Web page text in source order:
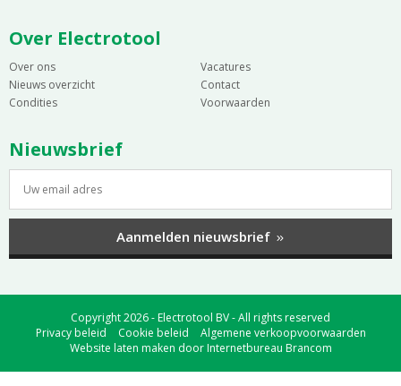
Over Electrotool
Over ons
Vacatures
Nieuws overzicht
Contact
Condities
Voorwaarden
Nieuwsbrief
Aanmelden nieuwsbrief
Copyright 2026 - Electrotool BV - All rights reserved
Privacy beleid
Cookie beleid
Algemene verkoopvoorwaarden
Website laten maken doorInternetbureau Brancom